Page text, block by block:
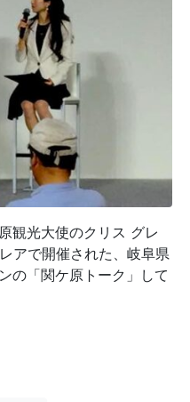
観光大使のクリス グレ
アで開催された、岐阜県
の「関ケ原トーク」して